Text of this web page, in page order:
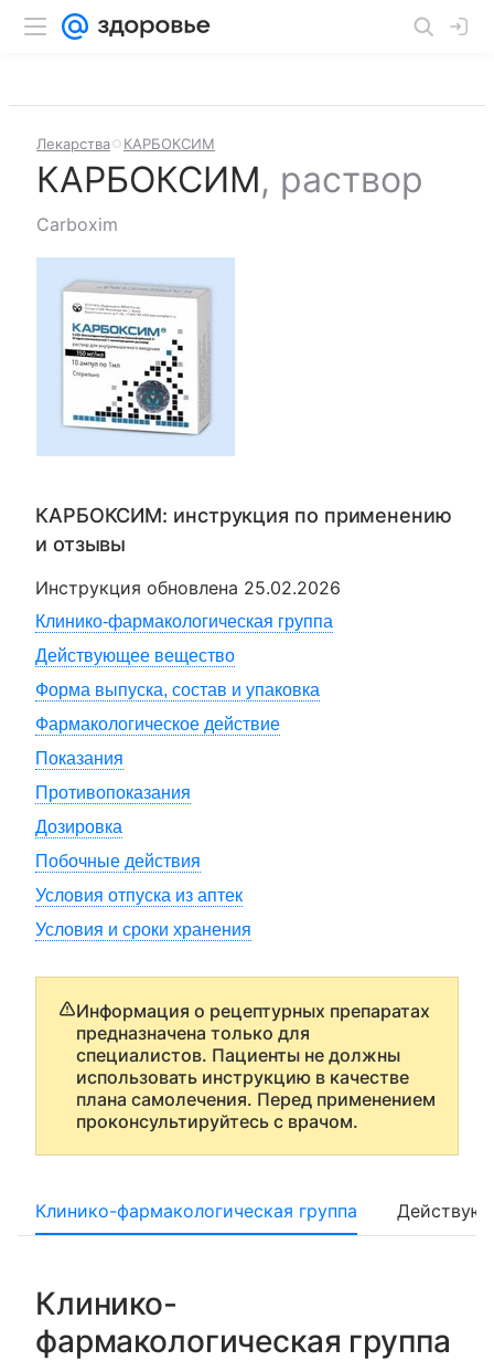
Лекарства КАРБОКСИМ
КАРБОКСИМ, раствор
Carboxim
КАРБОКСИМ: инструкция по применению
и отзывы
Инструкция обновлена 25.02.2026
Клинико-фармакологическая группа
Действующее вещество
Форма выпуска, состав и упаковка
Фармакологическое действие
Показания
Противопоказания
Дозировка
Побочные действия
Условия отпуска из аптек
Условия и сроки хранения
Информация о рецептурных препаратах
предназначена только для
специалистов. Пациенты не должны
использовать инструкцию в качестве
плана самолечения. Перед применением
проконсультируйтесь с врачом.
Клинико-фармакологическая группа
Клинико-
фармакологическая группа